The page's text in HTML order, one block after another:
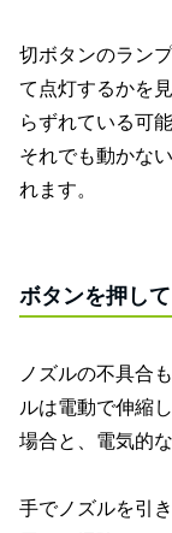
切ボタンのラン
て点灯するかを
らずれている可
それでも動かな
れます。
ボタンを押し
ノズルの不具合
ルは電動で伸縮
場合と、電気的
手でノズルを引